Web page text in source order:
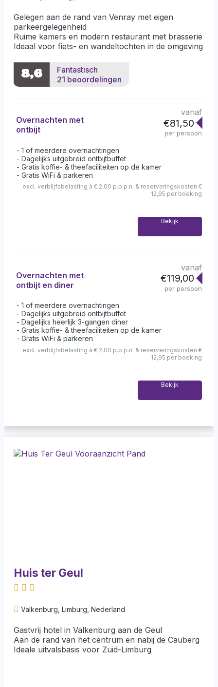
Gelegen aan de rand van Venray met eigen
parkeergelegenheid
Ruime kamers en modern restaurant met brasserie
Ideaal voor fiets- en wandeltochten in de omgeving
8,6
Fantastisch
21 beoordelingen
Overnachten met
ontbijt
vanaf
€81,50
per persoon
1 of meerdere overnachtingen
Dagelijks uitgebreid ontbijtbuffet
Gratis koffie- & theefaciliteiten op de kamer
Gratis WiFi & parkeren
excl. verblijfsbelasting à € 2,00 p.p.p.n. & reserveringskosten €
12,95 per boeking
Bekijk
Overnachten met
ontbijt en diner
vanaf
€119,00
per persoon
1 of meerdere overnachtingen
Dagelijks uitgebreid ontbijtbuffet
Dagelijks heerlijk 3-gangen diner
Gratis koffie- & theefaciliteiten op de kamer
Gratis WiFi & parkeren
excl. verblijfsbelasting à € 2,00 p.p.p.n. & reserveringskosten €
12,95 per boeking
Bekijk
Huis ter Geul
Valkenburg, Limburg, Nederland
Gastvrij hotel in Valkenburg aan de Geul
Aan de rand van het centrum en nabij de Cauberg
Ideale uitvalsbasis voor Zuid-Limburg